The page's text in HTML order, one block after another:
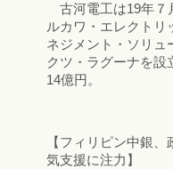
古河電工は19年７
ルカワ・エレクトリ
ネジメント・ソリュ
クツ・ラグーナを設
14億円。
【フィリピン中銀
気支援に注力】